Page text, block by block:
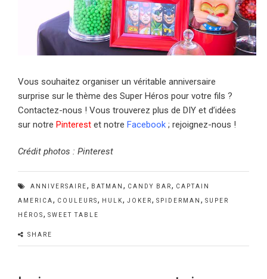
Vous souhaitez organiser un véritable anniversaire
surprise sur le thème des Super Héros pour votre fils ?
Contactez-nous ! Vous trouverez plus de DIY et d’idées
sur notre Pinterest et notre Facebook ; rejoignez-nous !
Crédit photos : Pinterest
ANNIVERSAIRE, BATMAN , CANDY BAR, CAPTAIN
AMERICA, COULEURS, HULK, JOKER, SPIDERMAN , SUPER
HÉROS, SWEET TABLE
SHARE